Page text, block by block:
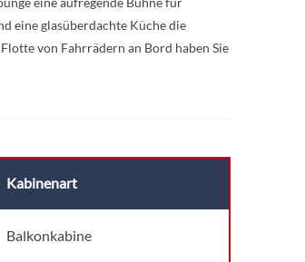
eine glasüberdachte Küche die
von Fahrrädern an Bord haben Sie
Kabinenart
Balkonkabine